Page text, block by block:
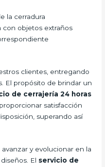
la cerradura
con objetos extraños
clientes, entregando
El propósito de brindar un
de cerrajería 24 horas
satisfacción
superando así
y evolucionar en la
El servicio de